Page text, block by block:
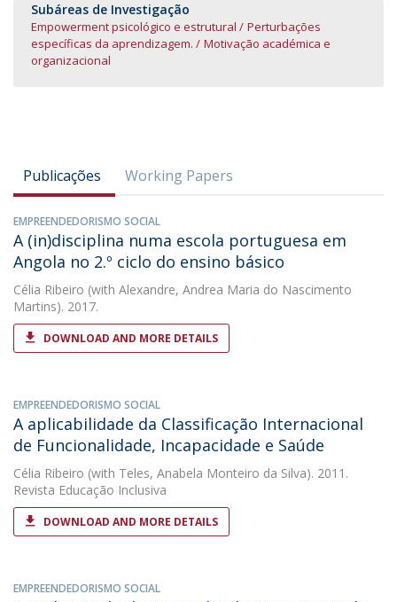
Subáreas de Investigação
Empowerment psicológico e estrutural
Perturbações
específicas da aprendizagem.
Motivação académica e
organizacional
Publicações Working Papers
EMPREENDEDORISMO SOCIAL
A (in)disciplina numa escola portuguesa em
Angola no 2.º ciclo do ensino básico
Célia Ribeiro (with Alexandre, Andrea Maria do Nascimento
Martins). 2017.
DOWNLOAD AND MORE DETAILS
EMPREENDEDORISMO SOCIAL
A aplicabilidade da Classificação Internacional
de Funcionalidade, Incapacidade e Saúde
Célia Ribeiro (with Teles, Anabela Monteiro da Silva). 2011.
Revista Educação Inclusiva
DOWNLOAD AND MORE DETAILS
EMPREENDEDORISMO SOCIAL